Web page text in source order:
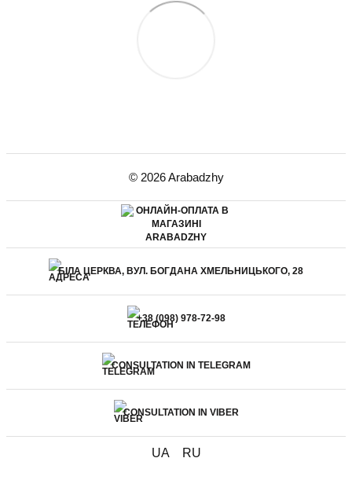
© 2026 Arabadzhy
БІЛА ЦЕРКВА, ВУЛ. БОГДАНА ХМЕЛЬНИЦЬКОГО, 28
+38 (098) 978-72-98
CONSULTATION IN TELEGRAM
CONSULTATION IN VIBER
UA RU